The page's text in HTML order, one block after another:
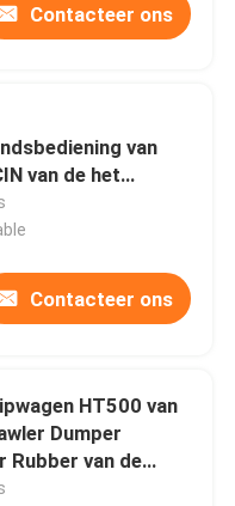
Contacteer ons
van
van de het
het Gazonsnijder
Contacteer ons
HT500 van
Dumper
Rubber van de